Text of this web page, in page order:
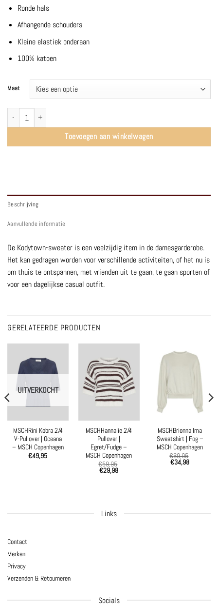
Ronde hals
Afhangende schouders
Kleine elastiek onderaan
100% katoen
Maat
KOD03CE Sweater | Grey - American Vintage aantal
Toevoegen aan winkelwagen
Beschrijving
Aanvullende informatie
De Kodytown-sweater is een veelzijdig item in de damesgarderobe.
Het kan gedragen worden voor verschillende activiteiten, of het nu is
om thuis te ontspannen, met vrienden uit te gaan, te gaan sporten of
voor een dagelijkse casual outfit.
GERELATEERDE PRODUCTEN
UITVERKOCHT
MSCHRini Kobra 2/4
V-Pullover | Oceana
– MSCH Copenhagen
€49,95
MSCHHannalie 2/4
Pullover |
Egret/Fudge –
MSCH Copenhagen
€59,95
€29,98
MSCHBrionna Ima
Sweatshirt | Fog –
MSCH Copenhagen
€69,95
€34,98
Links
Contact
Merken
Privacy
Verzenden & Retourneren
Socials